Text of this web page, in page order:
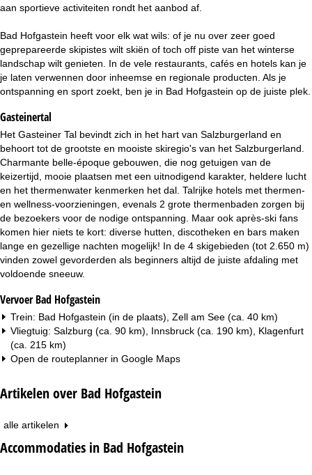
n
a
aan sportieve activiteiten rondt het aanbod af.
Bad Hofgastein heeft voor elk wat wils: of je nu over zeer goed
geprepareerde skipistes wilt skiën of toch off piste van het winterse
landschap wilt genieten. In de vele restaurants, cafés en hotels kan je
je laten verwennen door inheemse en regionale producten. Als je
ontspanning en sport zoekt, ben je in Bad Hofgastein op de juiste plek.
Gasteinertal
Het Gasteiner Tal bevindt zich in het hart van Salzburgerland en
behoort tot de grootste en mooiste skiregio's van het Salzburgerland.
Charmante belle-époque gebouwen, die nog getuigen van de
keizertijd, mooie plaatsen met een uitnodigend karakter, heldere lucht
en het thermenwater kenmerken het dal. Talrijke hotels met thermen-
en wellness-voorzieningen, evenals 2 grote thermenbaden zorgen bij
de bezoekers voor de nodige ontspanning. Maar ook après-ski fans
komen hier niets te kort: diverse hutten, discotheken en bars maken
lange en gezellige nachten mogelijk! In de 4 skigebieden (tot 2.650 m)
vinden zowel gevorderden als beginners altijd de juiste afdaling met
voldoende sneeuw.
Vervoer Bad Hofgastein
Trein: Bad Hofgastein (in de plaats), Zell am See (ca. 40 km)
Vliegtuig: Salzburg (ca. 90 km), Innsbruck (ca. 190 km), Klagenfurt
(ca. 215 km)
Open de routeplanner in Google Maps
Artikelen over Bad Hofgastein
alle artikelen
Accommodaties in Bad Hofgastein